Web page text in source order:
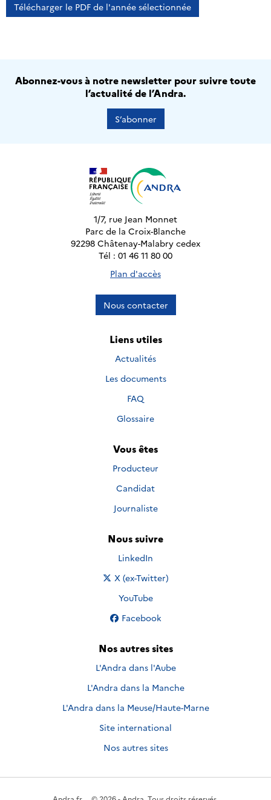
Télécharger le PDF de l'année sélectionnée
Abonnez-vous à notre newsletter pour suivre toute
l’actualité de l’Andra.
S’abonner
1/7, rue Jean Monnet
Parc de la Croix-Blanche
92298 Châtenay-Malabry cedex
Tél : 01 46 11 80 00
Plan d'accès
Nous contacter
Liens utiles
Actualités
Les documents
FAQ
Glossaire
Vous êtes
Producteur
Candidat
Journaliste
Nous suivre
Nous suivre sur
LinkedIn
Nous suivre sur
X (ex-Twitter)
Nous suivre sur
YouTube
Nous suivre sur
Facebook
Nos autres sites
L'Andra dans l'Aube
L'Andra dans la Manche
L'Andra dans la Meuse/Haute-Marne
Site international
Nos autres sites